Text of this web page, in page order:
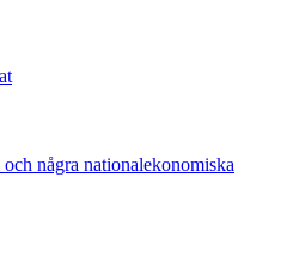
några nationalekonomiska